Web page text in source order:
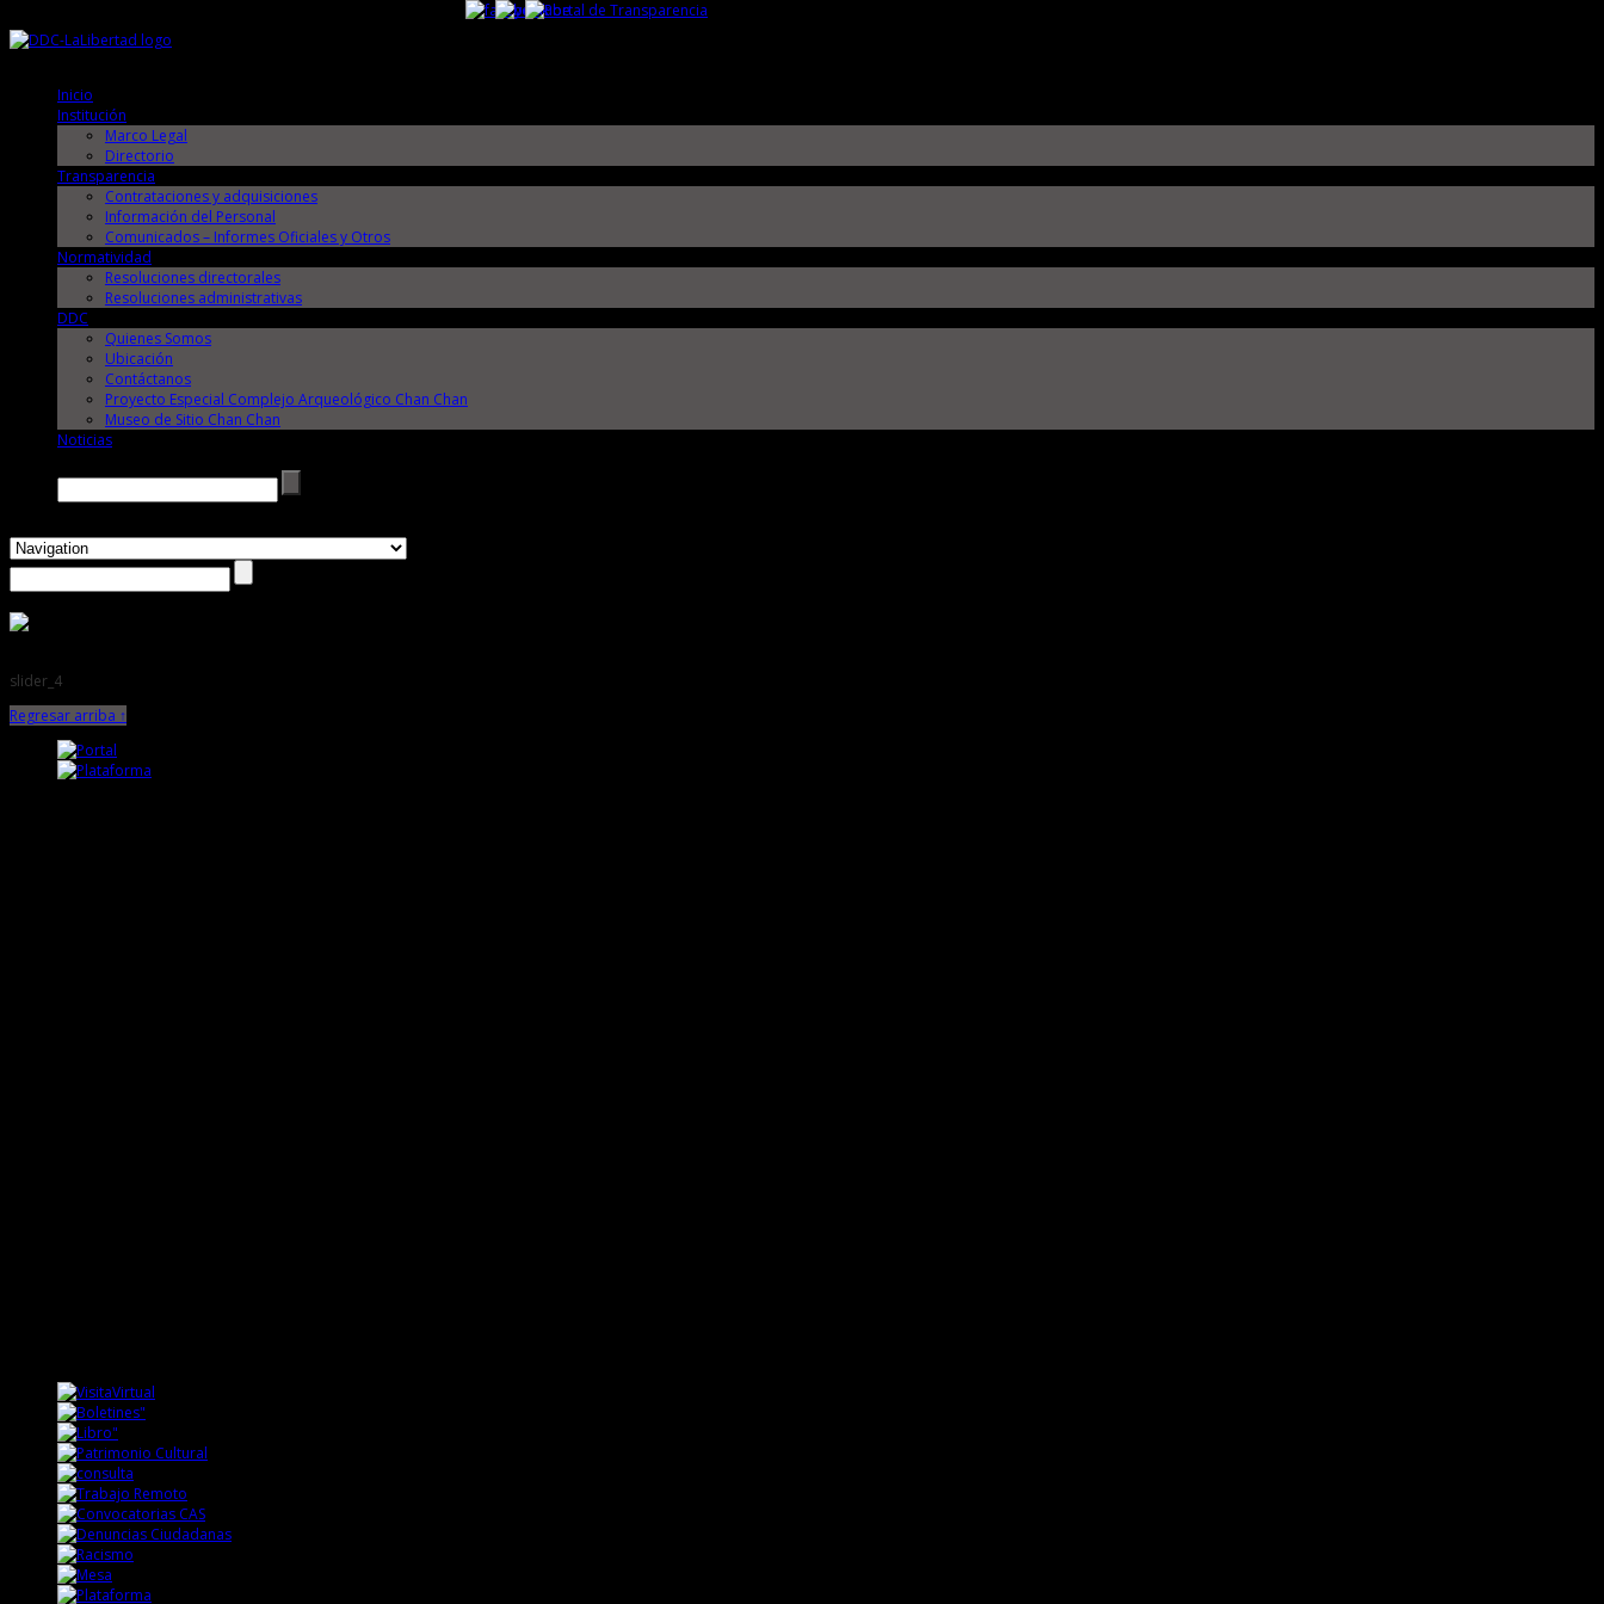
Inicio
Institución
Marco Legal
Directorio
Transparencia
Contrataciones y adquisiciones
Información del Personal
Comunicados – Informes Oficiales y Otros
Normatividad
Resoluciones directorales
Resoluciones administrativas
DDC
Quienes Somos
Ubicación
Contáctanos
Proyecto Especial Complejo Arqueológico Chan Chan
Museo de Sitio Chan Chan
Noticias
slider_4
Regresar arriba ↑